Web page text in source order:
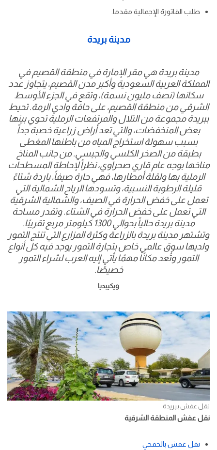
طلب الفاتورة الإجمالية مقدما.
مدينة بريدة
مدينة بريدة هي مقر الإمارة في منطقة القصيم في
المملكة العربية السعودية وأكبر مدن القصيم، يتجاوز عدد
سكانها (نصف مليون نسمة)، وتقع في الجزء الأوسط
الشرقي من منطقة القصيم، على حافة وادي الرمة. تحيط
ببريدة مجموعة من التلال والمرتفعات الرملية تحوي بينها
بعض المنخفضات، والتي تعد أراض زراعية خصبة جداً
بسبب سهولة استخراج المياه من باطنها المغطى
بطبقة من الصخر الكلسي والجبسي. من جانب المناخ
مناخها بوجه عام قاري صحراوي، نظراً لإحاطة المسطحات
الرملية بها ولقلة أمطارها، فهي حارة صيفاً، باردة شتاءً
قليلة الرطوبة النسبية، وتسودها الرياح الشمالية التي
تعمل على خفض الحرارة في الصيف، والشمالية الشرقية
التي تعمل على خفض الحرارة في الشتاء. وتقدر مساحة
مدينة بريدة حالياً بحوالي 1300 كيلومتر مربع تقريبًا.
وتشتهر مدينة بريدة بالزراعة وكثرة المزارع التي تنتج التمور
ولديها سوق عالمي خاص بتجارة التمور يوجد فيه كل أنواع
التمور وتُعد مكانًا مهمًا يأتي إليه العرب لشراء التمور
خصيصًا.
ويكيبديا
نقل عفش ببريدة
نقل عفش المنطقة الشرقية
نقل عفش بالخفجي